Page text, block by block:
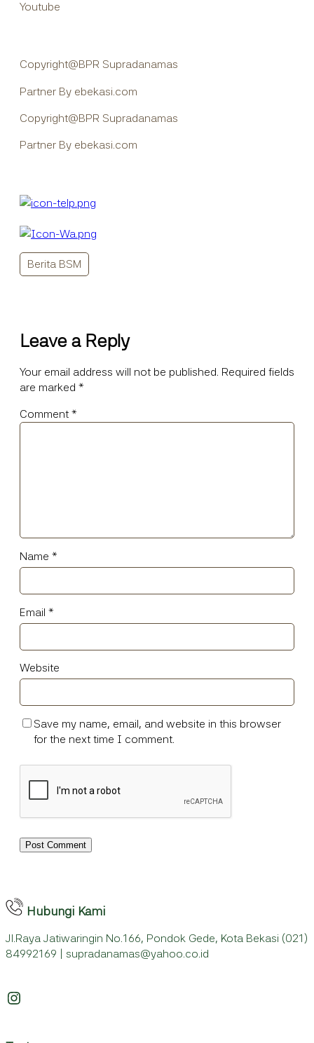
Youtube
Copyright@BPR Supradanamas
Partner By ebekasi.com
Copyright@BPR Supradanamas
Partner By ebekasi.com
Berita BSM
Leave a Reply
Your email address will not be published. Required fields
are marked *
Comment *
Name *
Email *
Website
Save my name, email, and website in this browser
for the next time I comment.
Hubungi Kami
Jl.Raya Jatiwaringin No.166, Pondok Gede, Kota Bekasi (021)
84992169 | supradanamas@yahoo.co.id
Instagram